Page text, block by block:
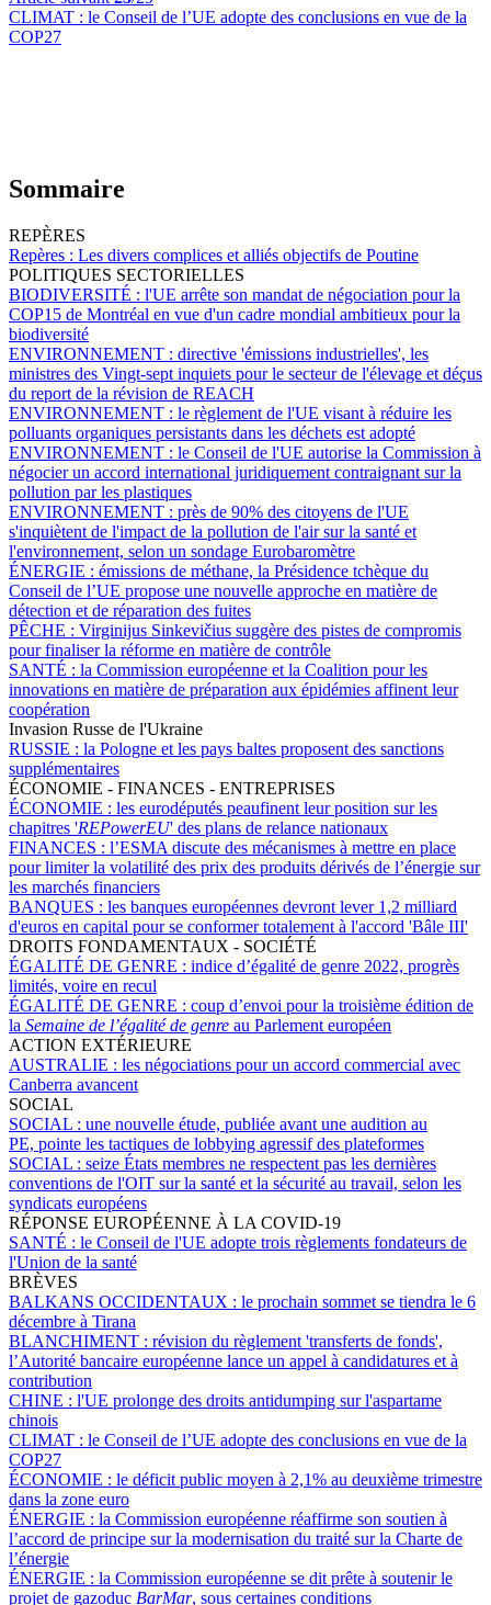
CLIMAT : le Conseil de l’UE adopte des conclusions en vue de la
COP27
Sommaire
REPÈRES
Repères : Les divers complices et alliés objectifs de Poutine
POLITIQUES SECTORIELLES
BIODIVERSITÉ : l'UE arrête son mandat de négociation pour la
COP15 de Montréal en vue d'un cadre mondial ambitieux pour la
biodiversité
ENVIRONNEMENT : directive 'émissions industrielles', les
ministres des Vingt-sept inquiets pour le secteur de l'élevage et déçus
du report de la révision de REACH
ENVIRONNEMENT : le règlement de l'UE visant à réduire les
polluants organiques persistants dans les déchets est adopté
ENVIRONNEMENT : le Conseil de l'UE autorise la Commission à
négocier un accord international juridiquement contraignant sur la
pollution par les plastiques
ENVIRONNEMENT : près de 90% des citoyens de l'UE
s'inquiètent de l'impact de la pollution de l'air sur la santé et
l'environnement, selon un sondage Eurobaromètre
ÉNERGIE : émissions de méthane, la Présidence tchèque du
Conseil de l’UE propose une nouvelle approche en matière de
détection et de réparation des fuites
PÊCHE : Virginijus Sinkevičius suggère des pistes de compromis
pour finaliser la réforme en matière de contrôle
SANTÉ : la Commission européenne et la Coalition pour les
innovations en matière de préparation aux épidémies affinent leur
coopération
Invasion Russe de l'Ukraine
RUSSIE : la Pologne et les pays baltes proposent des sanctions
supplémentaires
ÉCONOMIE - FINANCES - ENTREPRISES
ÉCONOMIE : les eurodéputés peaufinent leur position sur les
chapitres 'REPowerEU' des plans de relance nationaux
FINANCES : l’ESMA discute des mécanismes à mettre en place
pour limiter la volatilité des prix des produits dérivés de l’énergie sur
les marchés financiers
BANQUES : les banques européennes devront lever 1,2 milliard
d'euros en capital pour se conformer totalement à l'accord 'Bâle III'
DROITS FONDAMENTAUX - SOCIÉTÉ
ÉGALITÉ DE GENRE : indice d’égalité de genre 2022, progrès
limités, voire en recul
ÉGALITÉ DE GENRE : coup d’envoi pour la troisième édition de
la Semaine de l’égalité de genre au Parlement européen
ACTION EXTÉRIEURE
AUSTRALIE : les négociations pour un accord commercial avec
Canberra avancent
SOCIAL
SOCIAL : une nouvelle étude, publiée avant une audition au
PE, pointe les tactiques de lobbying agressif des plateformes
SOCIAL : seize États membres ne respectent pas les dernières
conventions de l'OIT sur la santé et la sécurité au travail, selon les
syndicats européens
RÉPONSE EUROPÉENNE À LA COVID-19
SANTÉ : le Conseil de l'UE adopte trois règlements fondateurs de
l'Union de la santé
BRÈVES
BALKANS OCCIDENTAUX : le prochain sommet se tiendra le 6
décembre à Tirana
BLANCHIMENT : révision du règlement 'transferts de fonds',
l’Autorité bancaire européenne lance un appel à candidatures et à
contribution
CHINE : l'UE prolonge des droits antidumping sur l'aspartame
chinois
CLIMAT : le Conseil de l’UE adopte des conclusions en vue de la
COP27
ÉCONOMIE : le déficit public moyen à 2,1% au deuxième trimestre
dans la zone euro
ÉNERGIE : la Commission européenne réaffirme son soutien à
l’accord de principe sur la modernisation du traité sur la Charte de
l’énergie
ÉNERGIE : la Commission européenne se dit prête à soutenir le
projet de gazoduc BarMar, sous certaines conditions